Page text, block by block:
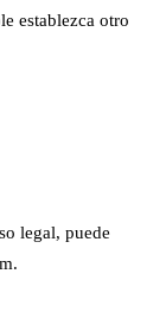
establezca otro
legal, puede
.